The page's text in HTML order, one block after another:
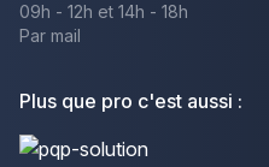
09h - 12h et 14h - 18h
Par mail
Plus que pro c'est aussi :